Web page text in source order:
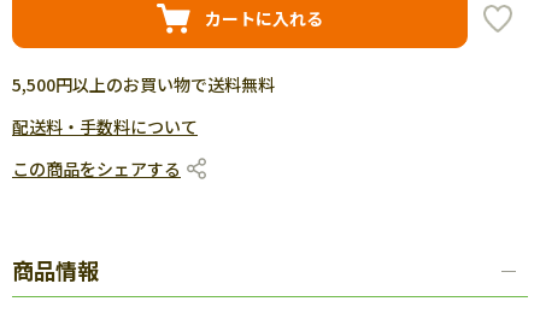
カートに入れる
5,500円以上のお買い物で送料無料
配送料・手数料について
この商品をシェアする
商品情報